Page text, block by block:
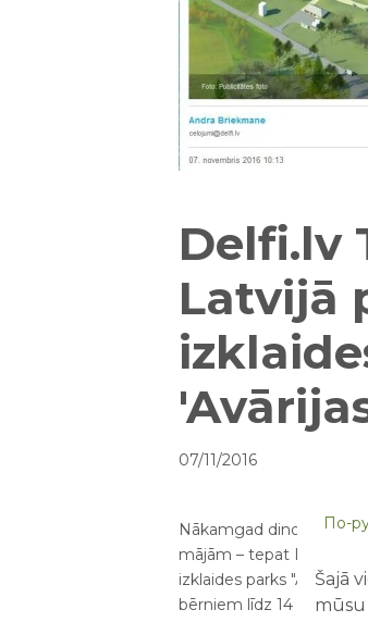
Delfi.lv
Latvijā
07/11/2016
Nākamgad dinozaurus
mājām – tepat Latvijā.
izklaides parks "Avārijas
bērniem līdz 14 gadu
По-
Šajā